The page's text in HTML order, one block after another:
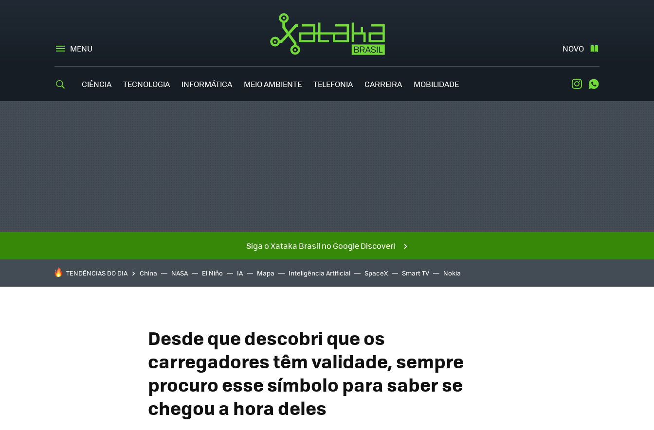
MENU NOVO
CIÊNCIA TECNOLOGIA INFORMÁTICA MEIO AMBIENTE TELEFONIA CARREIRA MOBILIDADE Instagram
Siga o Xataka Brasil no Google Discover!
TENDÊNCIAS DO DIA China NASA El Niño IA Mapa Inteligência Artificial SpaceX Smart TV Nokia
Desde que descobri que os
carregadores têm validade, sempre
procuro esse símbolo para saber se
chegou a hora deles